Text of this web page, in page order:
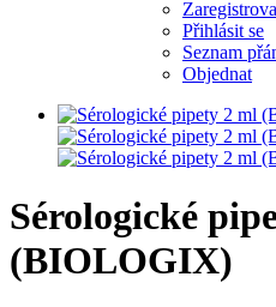
Přihlásit se
Seznam
Objednat
Sérologické
(BIOLOGIX)